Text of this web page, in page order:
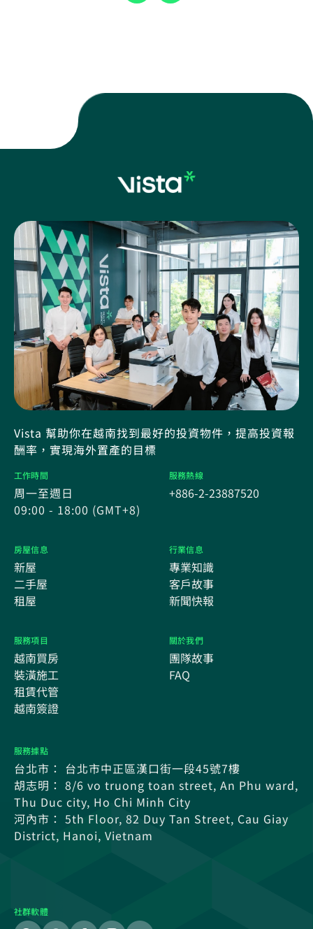
Vista 幫助你在越南找到最好的投資物件，提高投資報
酬率，實現海外置產的目標
工作時間
周一至週日
09:00 - 18:00 (GMT+8)
服務熱線
+886-2-23887520
房屋信息
新屋
二手屋
租屋
行業信息
專業知識
客戶故事
新聞快報
服務項目
越南買房
裝潢施工
租賃代管
越南簽證
關於我們
團隊故事
FAQ
服務據點
台北市： 台北市中正區漢口街一段45號7樓
胡志明： 8/6 vo truong toan street, An Phu ward,
Thu Duc city, Ho Chi Minh City
河內市： 5th Floor, 82 Duy Tan Street, Cau Giay
District, Hanoi, Vietnam
社群軟體